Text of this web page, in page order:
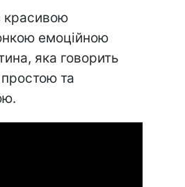
красивою
емоційною
яка говорить
простою та